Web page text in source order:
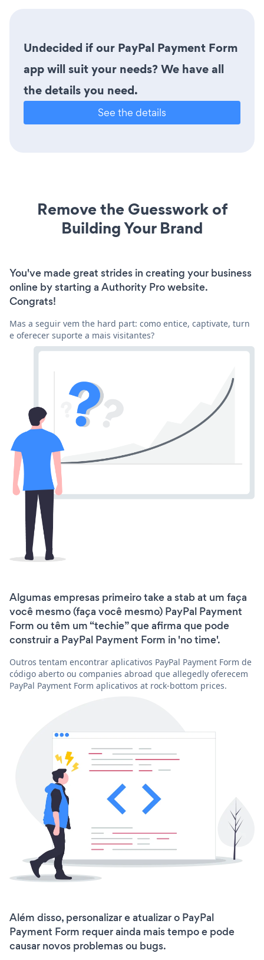
Undecided if our PayPal Payment Form
app will suit your needs? We have all
the details you need.
See the details
Remove the Guesswork of
Building Your Brand
You've made great strides in creating your business
online by starting a Authority Pro website.
Congrats!
Mas a seguir vem the hard part: como entice, captivate, turn
e oferecer suporte a mais visitantes?
Algumas empresas primeiro take a stab at um faça
você mesmo (faça você mesmo) PayPal Payment
Form ou têm um “techie” que afirma que pode
construir a PayPal Payment Form in 'no time'.
Outros tentam encontrar aplicativos PayPal Payment Form de
código aberto ou companies abroad que allegedly oferecem
PayPal Payment Form aplicativos at rock-bottom prices.
Além disso, personalizar e atualizar o PayPal
Payment Form requer ainda mais tempo e pode
causar novos problemas ou bugs.